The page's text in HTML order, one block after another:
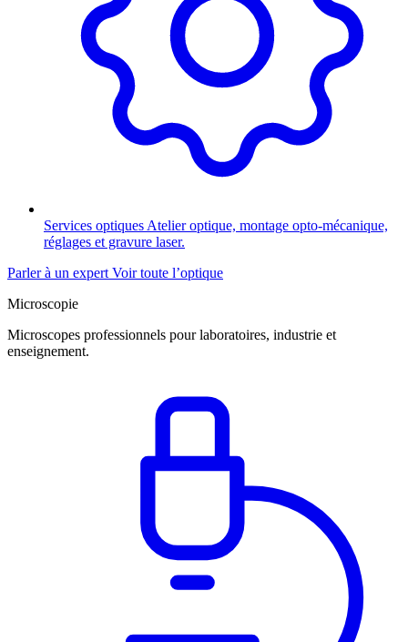
Services optiques Atelier optique, montage opto-mécanique,
réglages et gravure laser.
Parler à un expert Voir toute l’optique
Microscopie
Microscopes professionnels pour laboratoires, industrie et
enseignement.